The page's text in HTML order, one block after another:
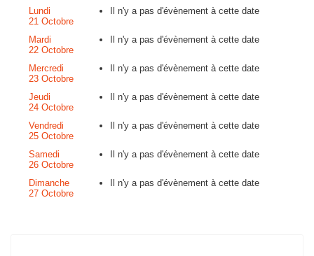
Lundi
21 Octobre
Il n'y a pas d'évènement à cette date
Mardi
22 Octobre
Il n'y a pas d'évènement à cette date
Mercredi
23 Octobre
Il n'y a pas d'évènement à cette date
Jeudi
24 Octobre
Il n'y a pas d'évènement à cette date
Vendredi
25 Octobre
Il n'y a pas d'évènement à cette date
Samedi
26 Octobre
Il n'y a pas d'évènement à cette date
Dimanche
27 Octobre
Il n'y a pas d'évènement à cette date